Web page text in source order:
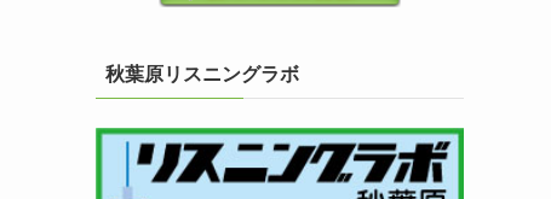
秋葉原リスニングラボ